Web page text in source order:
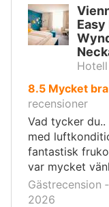
Easy
8.5av
10,
Mycket bra
recensioner
Vad tycker
med
fantastisk
var mycket
Gästrecension
2026